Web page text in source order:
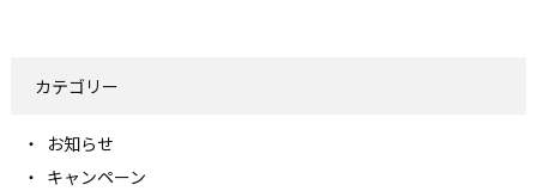
カテゴリー
お知らせ
キャンペーン